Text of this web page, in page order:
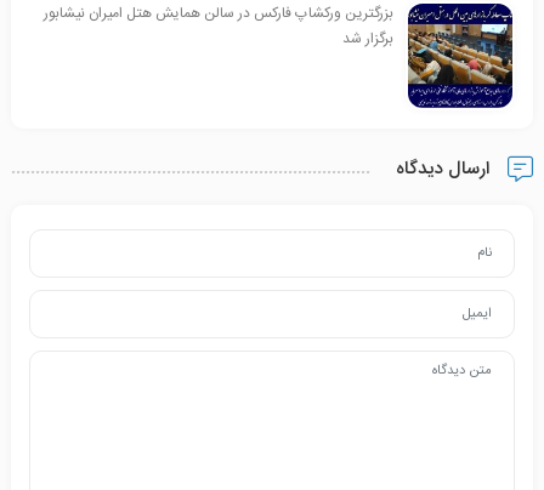
بزرگترین ورکشاپ فارکس در سالن همایش هتل امیران نیشابور
برگزار شد
ارسال دیدگاه